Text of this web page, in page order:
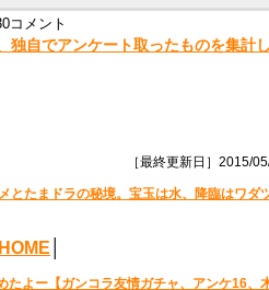
コメント
独自でアンケート取ったものを集計
［最終更新日］2015/
とたまドラの秘境。宝玉は水、降臨はワダ
HOME
たよー【ガンコラ友情ガチャ、アンケ16、